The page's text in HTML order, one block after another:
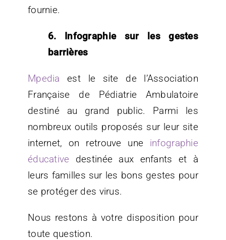
fournie.
6. Infographie sur les gestes
barrières
Mpedia est le site de l’Association
Française de Pédiatrie Ambulatoire
destiné au grand public. Parmi les
nombreux outils proposés sur leur site
internet, on retrouve une infographie
éducative destinée aux enfants et à
leurs familles sur les bons gestes pour
se protéger des virus.
Nous restons à votre disposition pour
toute question.